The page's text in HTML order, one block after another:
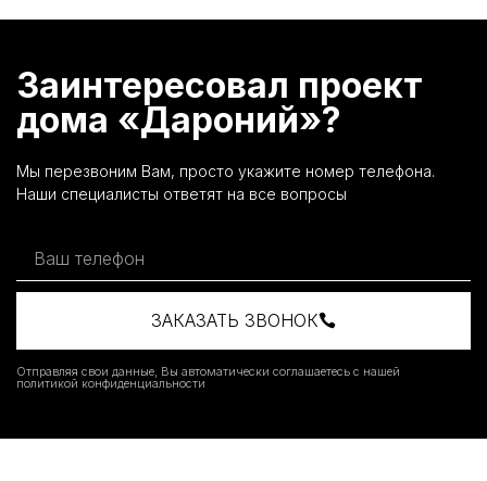
Заинтересовал проект
дома «Дароний»?
Мы перезвоним Вам, просто укажите номер телефона.
Наши специалисты ответят на все вопросы
ЗАКАЗАТЬ ЗВОНОК
Отправляя свои данные, Вы автоматически соглашаетесь с нашей
политикой конфиденциальности